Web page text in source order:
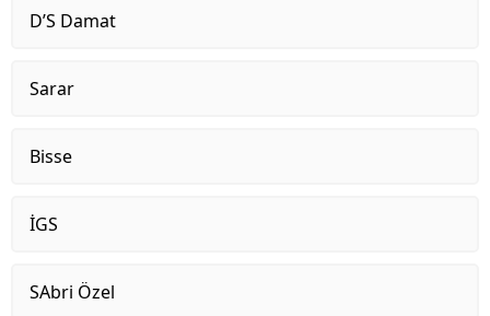
D’S Damat
Sarar
Bisse
İGS
SAbri Özel